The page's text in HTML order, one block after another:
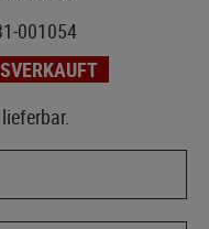
001054